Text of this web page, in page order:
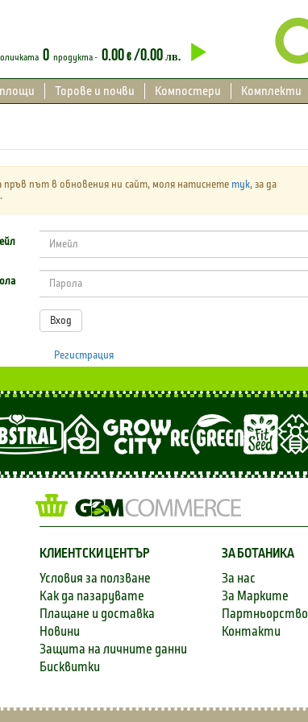
0 продукта - 0.00€/0.00лв.
Торове и почви Компостери Комплекти
пръв път в обновения ни сайт, моля натиснете тук, за да
Регистрация
КЛИЕНТСКИ ЦЕНТЪР
Условия за ползване
Как да пазарувате
Плащане и доставка
Новини
Защита на личните данни
Бисквитки
ЗА БОТАНИКА
За нас
За Марките
Партньорство
Контакти